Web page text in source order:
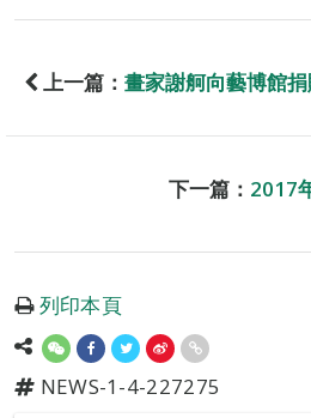
上一篇： 畫家謝舸向藝博館
下一篇： 2017
列印本頁
NEWS-1-4-227275